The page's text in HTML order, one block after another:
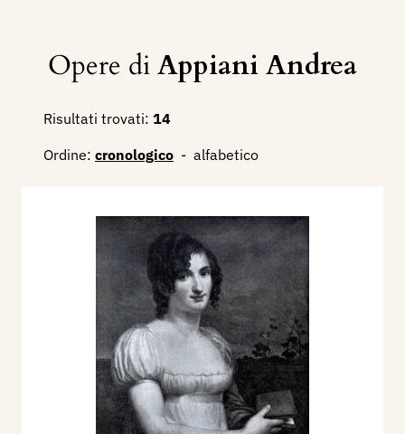
Opere diAppiani Andrea
Risultati trovati: 14
Ordine: cronologico - alfabetico